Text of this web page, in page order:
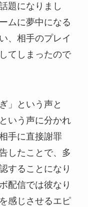
題になりまし
ムに夢中になる
、相手のプレイ
てしまったので
」という声と
いう声に分かれ
手に直接謝罪
したことで、多
することになり
配信では彼なり
感じさせるエピ